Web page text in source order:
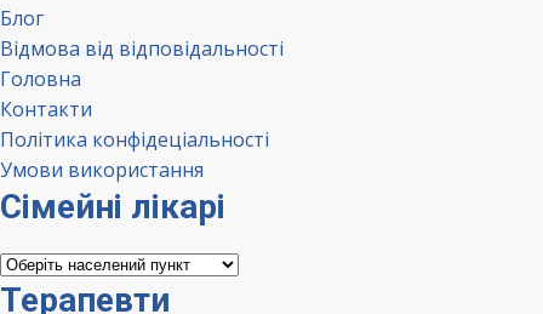
Блог
Відмова від відповідальності
Головна
Контакти
Політика конфідеціальності
Умови використання
Сімейні лікарі
Сімейні
лікарі
Терапевти